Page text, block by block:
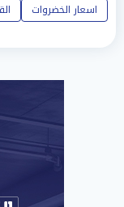
اسعار الخضروات